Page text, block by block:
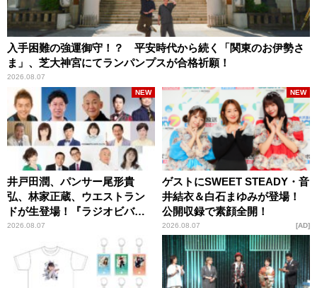
入手困難の強運御守！？ 平安時代から続く「関東のお伊勢さ
ま」、芝大神宮にてランパンプスが合格祈願！
2026.08.07
井戸田潤、パンサー尾形貴
弘、林家正蔵、ウエストラン
ドが生登場！『ラジオビバリ
ー昼ズ』
2026.08.07
NEW
ゲストにSWEET STEADY・音
井結衣＆白石まゆみが登場！
公開収録で素顔全開！
2026.08.07
NEW
AD